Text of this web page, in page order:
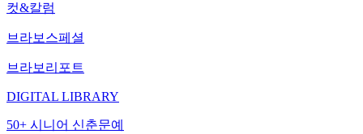
컷&칼럼
브라보스페셜
브라보리포트
DIGITAL LIBRARY
50+ 시니어 신춘문예